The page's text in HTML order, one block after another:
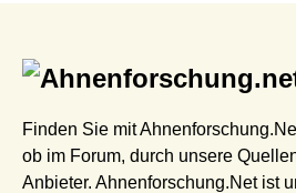
Finden Sie mit
ob im Forum, durch unsere
Anbieter. Ahnenforschung.Net ist